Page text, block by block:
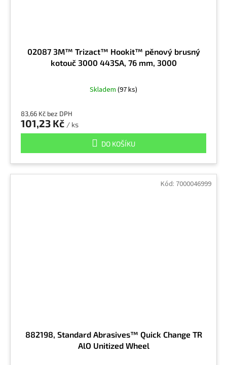
02087 3M™ Trizact™ Hookit™ pěnový brusný
kotouč 3000 443SA, 76 mm, 3000
Skladem (97 ks)
83,66 Kč bez DPH
101,23 Kč / ks
DO KOŠÍKU
882198, Standard Abrasives™ Quick Change TR
AlO Unitized Wheel
Kód: 7000046999